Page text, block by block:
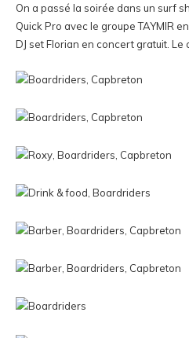
On a passé la soirée dans un surf
Quick Pro avec le groupe TAYMIR
DJ set Florian en concert gratuit. Le